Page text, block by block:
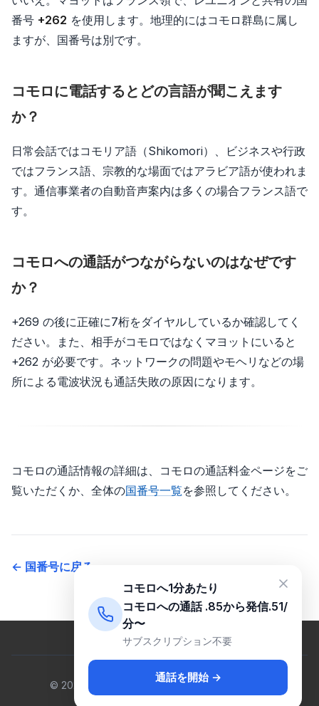
番号 +262 を使用します。地理的にはコモロ群島に属し
ますが、国番号は別です。
コモロに電話するとどの言語が聞こえます
か？
日常会話ではコモリア語（Shikomori）、ビジネスや行政
ではフランス語、宗教的な場面ではアラビア語が使われま
す。通信事業者の自動音声案内は多くの場合フランス語で
す。
コモロへの通話がつながらないのはなぜです
か？
+269 の後に正確に7桁をダイヤルしているか確認してく
ださい。また、相手がコモロではなくマヨットにいると
+262 が必要です。ネットワークの問題やモヘリなどの場
所による電波状況も通話失敗の原因になります。
コモロの通話情報の詳細は、コモロの通話料金ページをご
覧いただくか、全体の国番号一覧を参照してください。
← 国番号に戻る
© 2026 Venus Cloud Ltd. 無断転載を禁じます。
コモロへ1分あたり
コモロへの通話 .85から発信.51/
分〜
サブスクリプション不要
通話を開始 →